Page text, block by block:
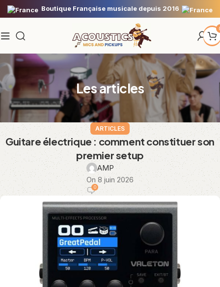
Boutique Française musicale depuis 2016
Les articles
ARTICLES
Guitare électrique : comment constituer son
premier setup
AMP
On 8 juin 2026
0